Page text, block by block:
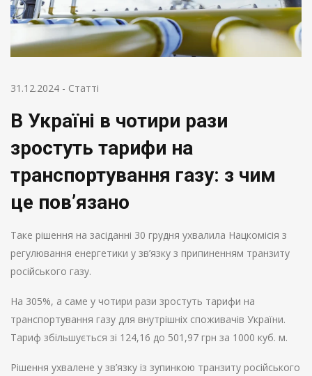
31.12.2024 - Статті
В Україні в чотири рази
зростуть тарифи на
транспортування газу: з чим
це пов’язано
Таке рішення на засіданні 30 грудня ухвалила Нацкомісія з
регулювання енергетики у зв’язку з припиненням транзиту
російського газу.
На 305%, а саме у чотири рази зростуть тарифи на
транспортування газу для внутрішніх споживачів України.
Тариф збільшується зі 124,16 до 501,97 грн за 1000 куб. м.
Рішення ухвалене у зв’язку із зупинкою транзиту російського